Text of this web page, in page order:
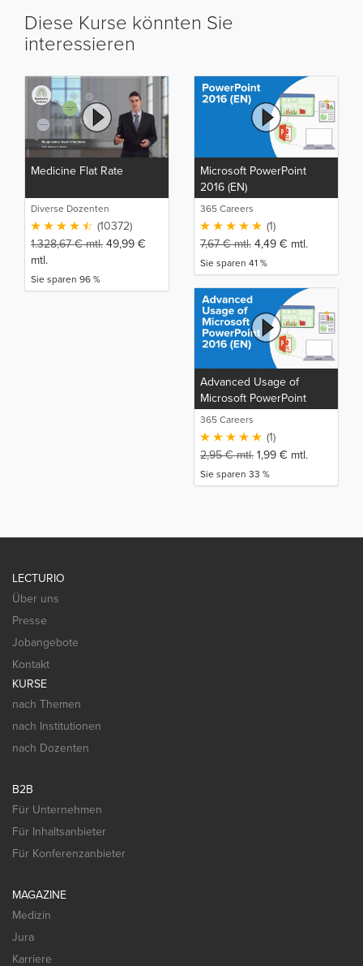
Diese Kurse könnten Sie
interessieren
Medicine Flat Rate
Diverse Dozenten
(10372)
1.328,67€mtl. 49,99 €
mtl.
Sie sparen 96 %
Microsoft PowerPoint
2016 (EN)
365 Careers
(1)
7,67€mtl. 4,49 € mtl.
Sie sparen 41 %
Advanced Usage of
Microsoft PowerPoint
2016 (EN)
365 Careers
(1)
2,95€mtl. 1,99 € mtl.
Sie sparen 33 %
LECTURIO
Über uns
Presse
Jobangebote
Kontakt
KURSE
nach Themen
nach Institutionen
nach Dozenten
B2B
Für Unternehmen
Für Inhaltsanbieter
Für Konferenzanbieter
MAGAZINE
Medizin
Jura
Karriere